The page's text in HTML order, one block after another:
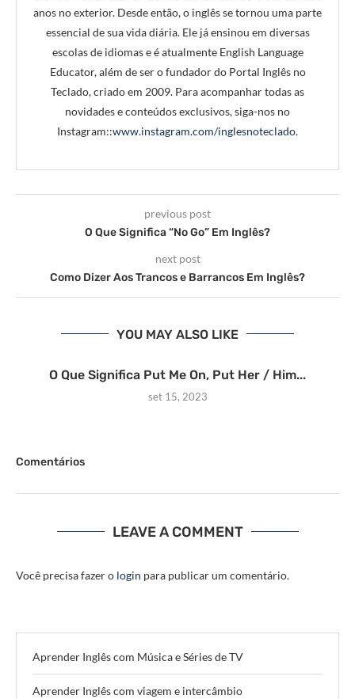
anos no exterior. Desde então, o inglês se tornou uma parte
essencial de sua vida diária. Ele já ensinou em diversas
escolas de idiomas e é atualmente English Language
Educator, além de ser o fundador do Portal Inglês no
Teclado, criado em 2009. Para acompanhar todas as
novidades e conteúdos exclusivos, siga-nos no
Instagram::www.instagram.com/inglesnoteclado.
previous post
O Que Significa “No Go” Em Inglês?
next post
Como Dizer Aos Trancos e Barrancos Em Inglês?
YOU MAY ALSO LIKE
O Que Significa Put Me On, Put Her / Him...
set 15, 2023
Comentários
LEAVE A COMMENT
Você precisa fazer o login para publicar um comentário.
Aprender Inglês com Música e Séries de TV
Aprender Inglês com viagem e intercâmbio